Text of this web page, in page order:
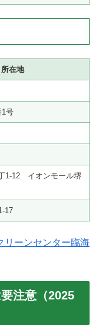
所在地
1号
1-12 イオンモール堺
17
リーンセンター臨海
注意（2025